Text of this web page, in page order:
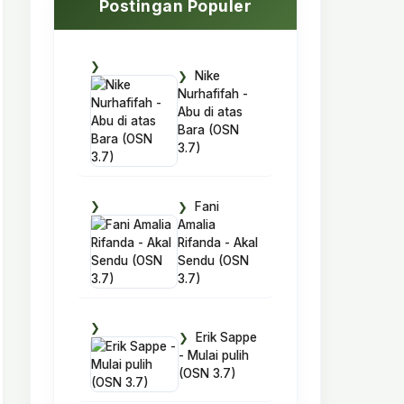
Postingan Populer
Nike
Nurhafifah -
Abu di atas
Bara (OSN
3.7)
Fani
Amalia
Rifanda - Akal
Sendu (OSN
3.7)
Erik Sappe
- Mulai pulih
(OSN 3.7)